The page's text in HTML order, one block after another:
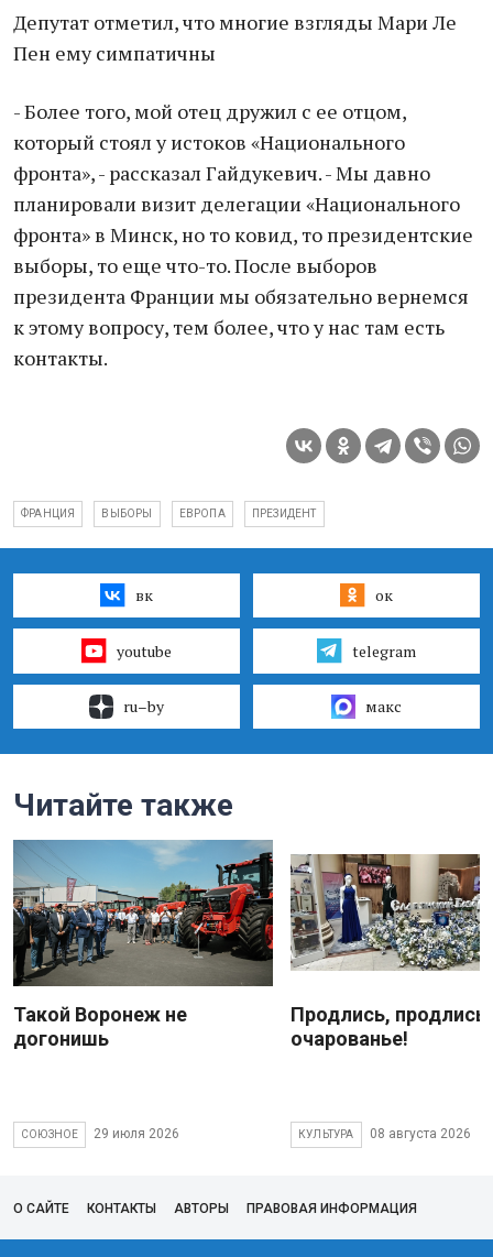
Депутат отметил, что многие взгляды Мари Ле
Пен ему симпатичны
- Более того, мой отец дружил с ее отцом,
который стоял у истоков «Национального
фронта», - рассказал Гайдукевич. - Мы давно
планировали визит делегации «Национального
фронта» в Минск, но то ковид, то президентские
выборы, то еще что-то. После выборов
президента Франции мы обязательно вернемся
к этому вопросу, тем более, что у нас там есть
контакты.
ФРАНЦИЯ ВЫБОРЫ ЕВРОПА ПРЕЗИДЕНТ
вк ок
youtube telegram
ru–by макс
Читайте также
Такой Воронеж не
догонишь
СОЮЗНОЕ 29 июля 2026
Продлись, продлись
очарованье!
КУЛЬТУРА 08 августа 2026
О САЙТЕ КОНТАКТЫ АВТОРЫ ПРАВОВАЯ ИНФОРМАЦИЯ